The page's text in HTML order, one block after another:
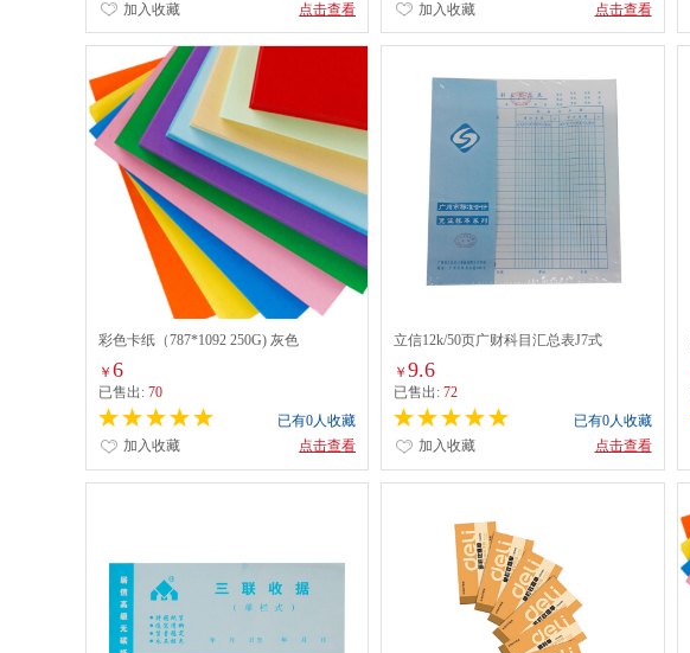
点击查看
加入收藏
点击查看
加入收藏
彩色卡纸（787*1092 250G) 灰色
￥ 6
已售出: 70
已有0人收藏
点击查看
加入收藏
立信12k/50页广财科目汇总表J7式
￥9.6
已售出:72
已有0人收藏
点击查看
加入收藏